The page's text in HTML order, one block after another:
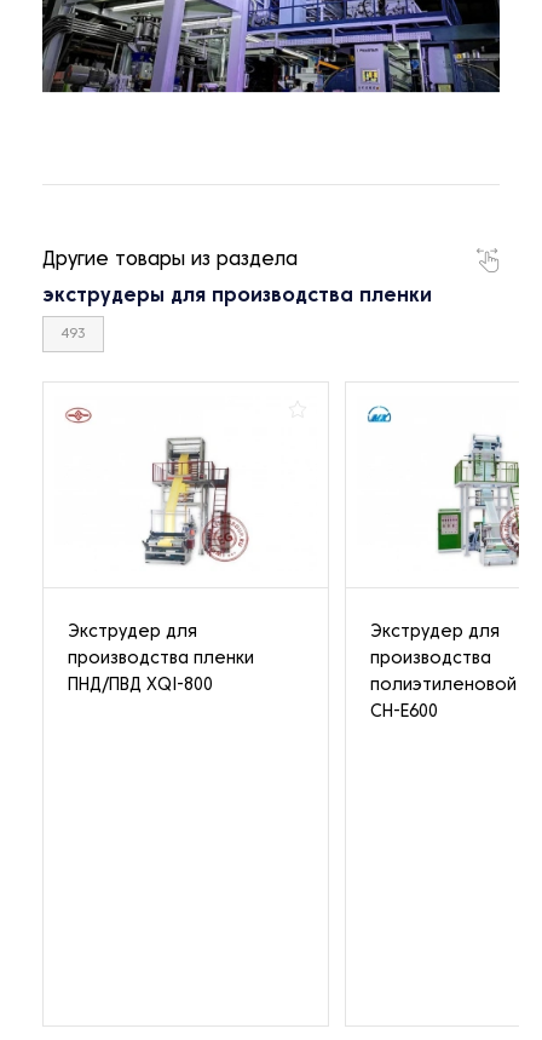
Другие товары из раздела
экструдеры для производства пленки
493
Экструдер для
производства пленки
ПНД/ПВД XQI-800
Экструдер для
производства
полиэтиленовой
CH-E600